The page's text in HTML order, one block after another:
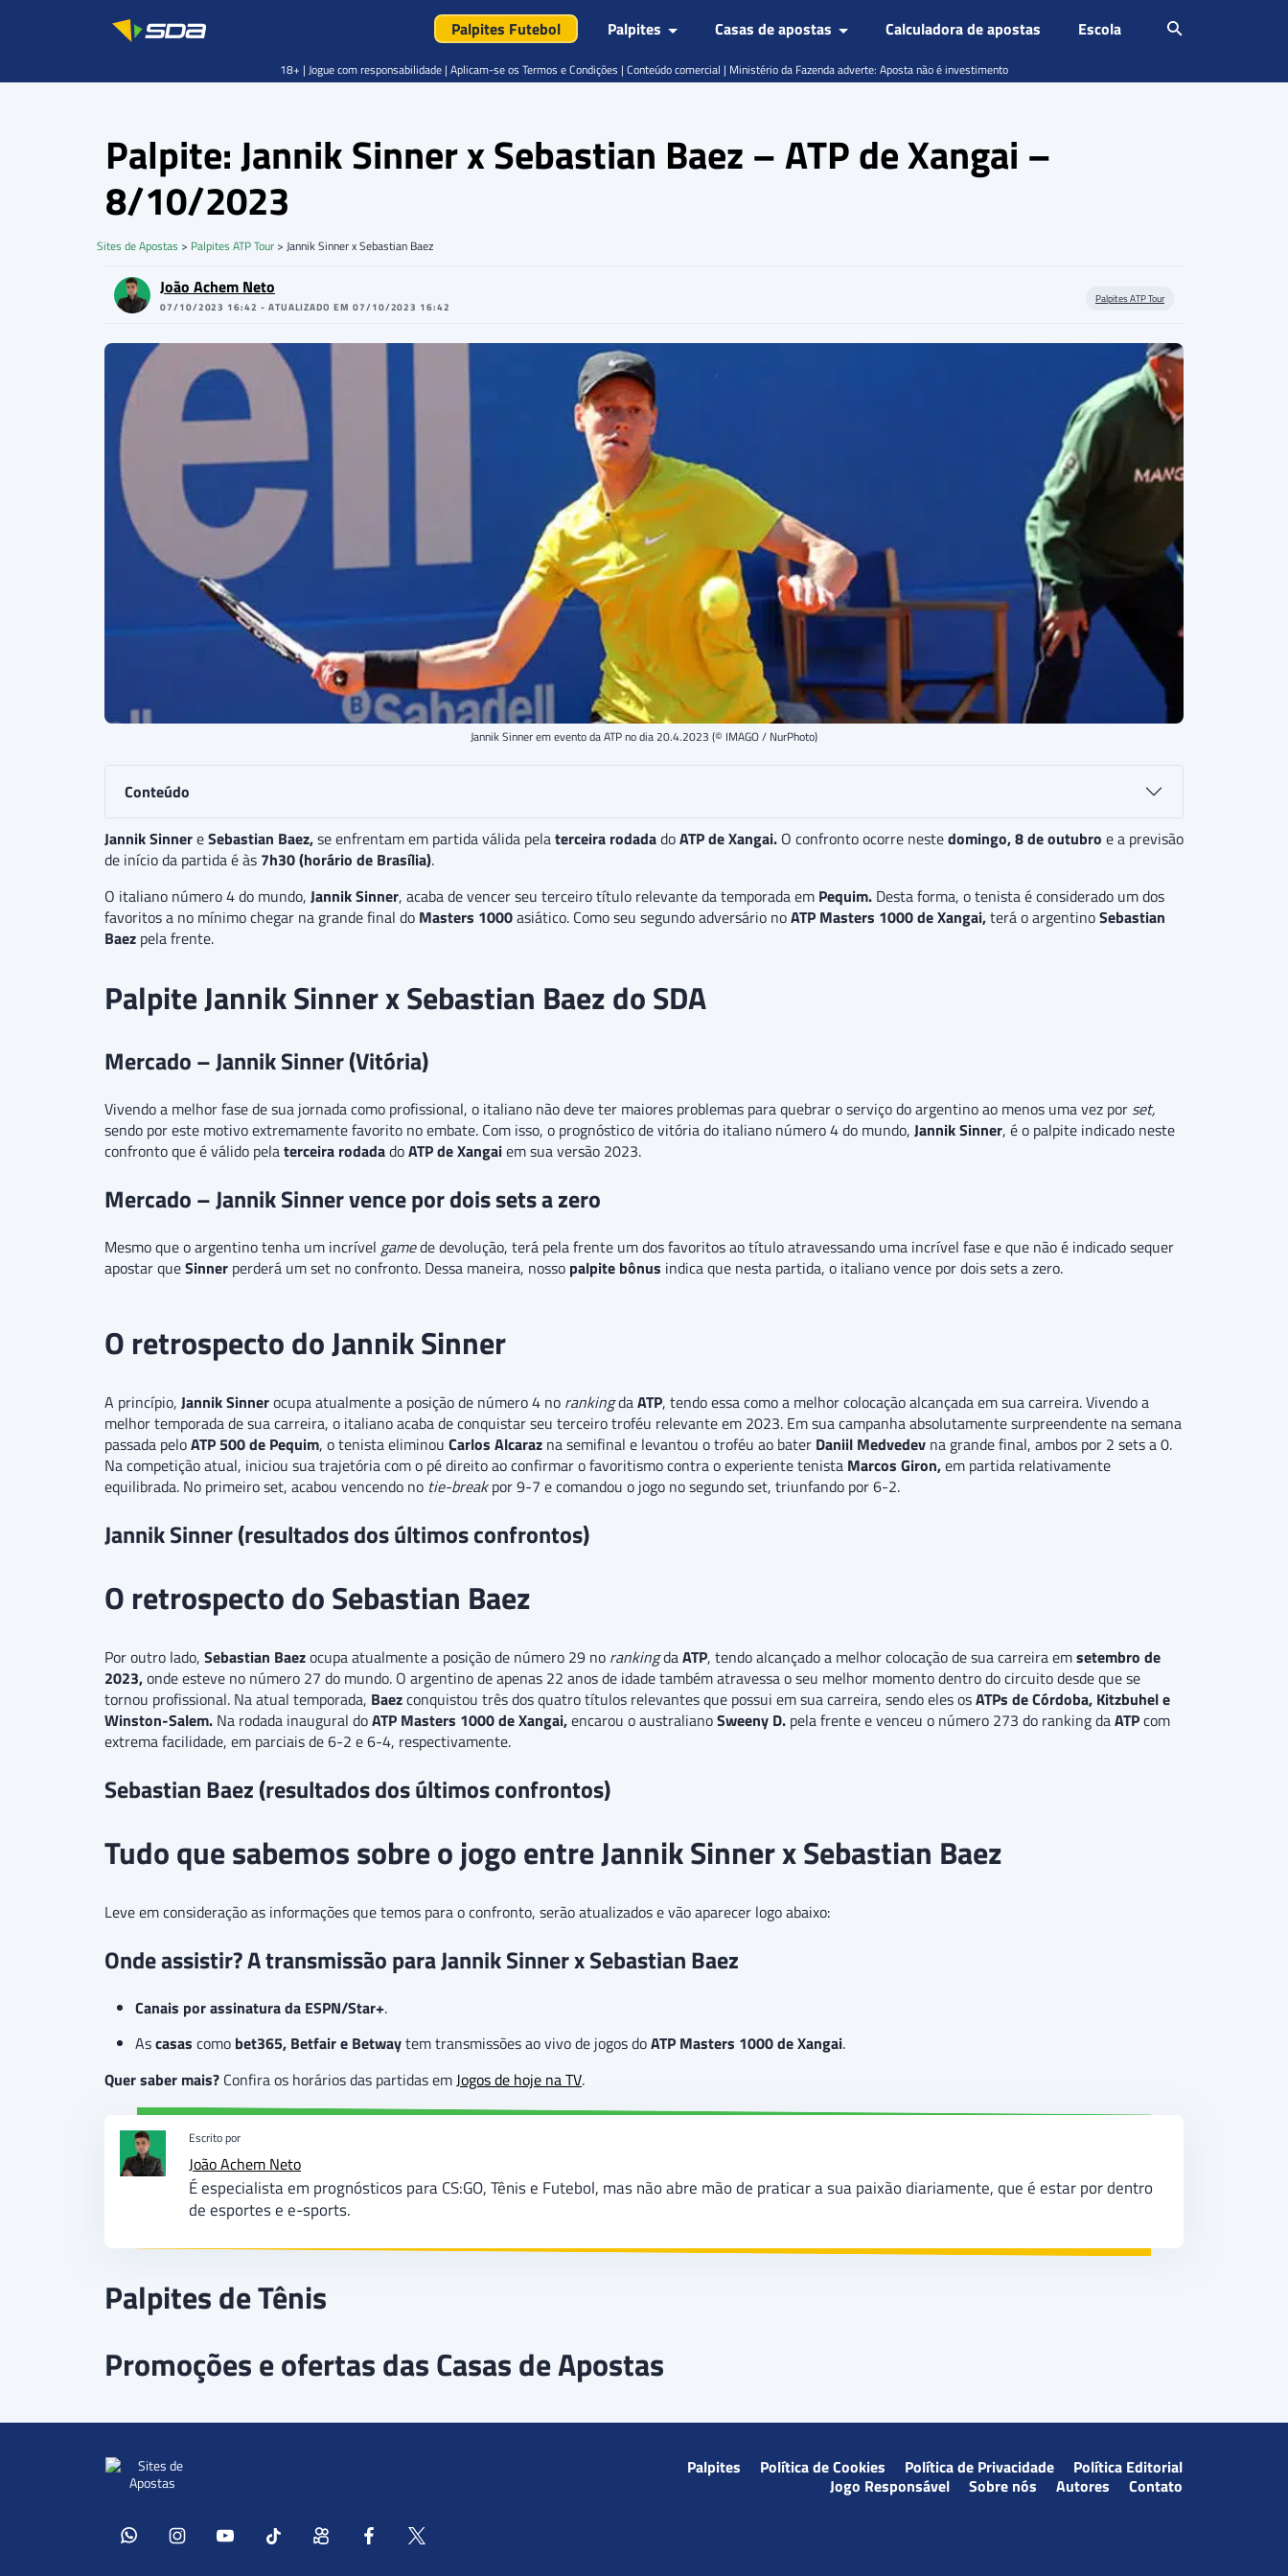
Palpites Futebol Palpites Casas de apostas Calculadora de apostas Escola
Palpite: Jannik Sinner x Sebastian Baez – ATP de Xangai –
8/10/2023
Sites de Apostas > Palpites ATP Tour > Jannik Sinner x Sebastian Baez
João Achem Neto
07/10/2023 16:42 - ATUALIZADO EM 07/10/2023 16:42
Palpites ATP Tour
Jannik Sinner em evento da ATP no dia 20.4.2023 (© IMAGO / NurPhoto)
Conteúdo
Jannik SinnereSebastian Baez,se enfrentam em partida válida pelaterceira rodadadoATP de Xangai. O confronto ocorre nestedomingo, 8 de outubro e a previsão
de início da partida é às 7h30 (horário de Brasília).
O italiano número 4 do mundo, Jannik Sinner, acaba de vencer seu terceiro título relevante da temporada em Pequim. Desta forma, o tenista é considerado um dos
favoritos a no mínimo chegar na grande final do Masters 1000asiático. Como seu segundo adversário noATP Masters 1000 de Xangai,terá o argentinoSebastian
Baez pela frente.
Palpite Jannik Sinner x Sebastian Baez do SDA
Mercado – Jannik Sinner (Vitória)
Vivendo a melhor fase de sua jornada como profissional, o italiano não deve ter maiores problemas para quebrar o serviço do argentino ao menos uma vez por set,
sendo por este motivo extremamente favorito no embate. Com isso, o prognóstico de vitória do italiano número 4 do mundo, Jannik Sinner, é o palpite indicado neste
confronto que é válido pelaterceira rodadadoATP de Xangaiem sua versão 2023.
Mercado – Jannik Sinner vence por dois sets a zero
Mesmo que o argentino tenha um incrível gamede devolução, terá pela frente um dos favoritos ao título atravessando uma incrível fase e que não é indicado sequer
apostar queSinner perderá um set no confronto. Dessa maneira, nosso palpite bônus indica que nesta partida, o italiano vence por dois sets a zero.
O retrospecto do Jannik Sinner
A princípio, Jannik Sinnerocupa atualmente a posição de número 4 no rankingdaATP, tendo essa como a melhor colocação alcançada em sua carreira. Vivendo a
melhor temporada de sua carreira, o italiano acaba de conquistar seu terceiro troféu relevante em 2023. Em sua campanha absolutamente surpreendente na semana
passada peloATP 500 de Pequim, o tenista eliminou Carlos Alcaraz na semifinal e levantou o troféu ao bater Daniil Medvedev na grande final, ambos por 2 sets a 0.
Na competição atual, iniciou sua trajetória com o pé direito ao confirmar o favoritismo contra o experiente tenista Marcos Giron,em partida relativamente
equilibrada. No primeiro set, acabou vencendo no tie-breakpor 9-7 e comandou o jogo no segundo set, triunfando por 6-2.
Jannik Sinner (resultados dos últimos confrontos)
O retrospecto do Sebastian Baez
Por outro lado, Sebastian Baezocupa atualmente a posição de número 29 no rankingdaATP, tendo alcançado a melhor colocação de sua carreira emsetembro de
2023,onde esteve no número 27 do mundo. O argentino de apenas 22 anos de idade também atravessa o seu melhor momento dentro do circuito desde que se
tornou profissional. Na atual temporada, Baezconquistou três dos quatro títulos relevantes que possui em sua carreira, sendo eles osATPs de Córdoba, Kitzbuhel e
Winston-Salem. Na rodada inaugural doATP Masters 1000 de Xangai,encarou o australianoSweeny D. pela frente e venceu o número 273 do ranking daATPcom
extrema facilidade, em parciais de 6-2 e 6-4, respectivamente.
Sebastian Baez (resultados dos últimos confrontos)
Tudo que sabemos sobre o jogo entre Jannik Sinner x Sebastian Baez
Leve em consideração as informações que temos para o confronto, serão atualizados e vão aparecer logo abaixo:
Onde assistir? A transmissão para Jannik Sinner x Sebastian Baez
Canais por assinatura da ESPN/Star+.
Ascasas como bet365, Betfair e Betwaytem transmissões ao vivo de jogos doATP Masters 1000 de Xangai.
Quer saber mais? Confira os horários das partidas emJogos de hoje na TV.
Escrito por
João Achem Neto
É especialista em prognósticos para CS:GO, Tênis e Futebol, mas não abre mão de praticar a sua paixão diariamente, que é estar por dentro
de esportes e e-sports.
Palpites de Tênis
Promoções e ofertas das Casas de Apostas
Palpites Política de Cookies Política de Privacidade
Política Editorial
Jogo Responsável
Sobre nós Autores Contato
18+ | Jogue com responsabilidade | Aplicam-se os Termos e Condições | Conteúdo comercial | Ministério da Fazenda adverte: Aposta não é investimento